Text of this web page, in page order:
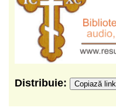
Distribuie: Copiază link